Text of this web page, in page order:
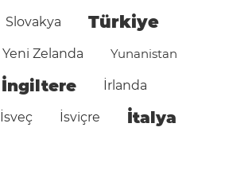
Slovakya Türkiye
Yeni Zelanda Yunanistan
İngiltere İrlanda
İsveç İsviçre İtalya